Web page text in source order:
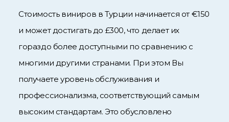
Стоимость виниров в Турции начинается от €150
и может достигать до £300, что делает их
гораздо более доступными по сравнению с
многими другими странами. При этом Вы
получаете уровень обслуживания и
профессионализма, соответствующий самым
высоким стандартам. Это обусловлено